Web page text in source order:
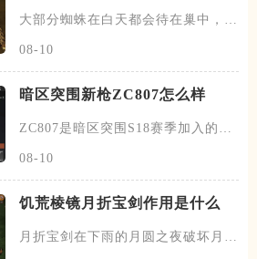
大部分蜘蛛在白天都会待在巢中，在
08-10
暗区突围新枪ZC807怎么样
ZC807是暗区突围S18赛季加入的新
08-10
饥荒棱镜月折宝剑作用是什么
月折宝剑在下雨的月圆之夜破坏月的